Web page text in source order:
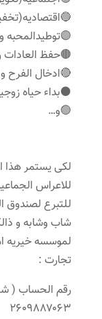
🟣توطیدالمحبه
🟤حفظ العادات
🔴ادخال الفرح
⚫️بداء حیاه
🟢و…
لکی یستمر هذا
للاعراس
شاب وشابه و
لموسسه خیریه
تجارت :
رقم الحساب (
۲۶۰۹۸۸۷۰۶۳